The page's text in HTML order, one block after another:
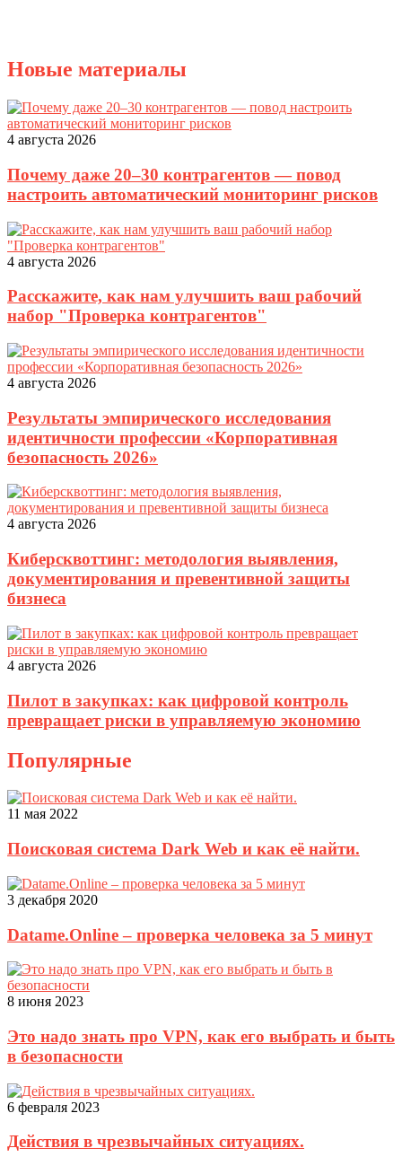
Новые материалы
4 августа 2026
Почему даже 20–30 контрагентов — повод
настроить автоматический мониторинг рисков
4 августа 2026
Расскажите, как нам улучшить ваш рабочий
набор "Проверка контрагентов"
4 августа 2026
Результаты эмпирического исследования
идентичности профессии «Корпоративная
безопасность 2026»
4 августа 2026
Киберсквоттинг: методология выявления,
документирования и превентивной защиты
бизнеса
4 августа 2026
Пилот в закупках: как цифровой контроль
превращает риски в управляемую экономию
Популярные
11 мая 2022
Поисковая система Dark Web и как её найти.
3 декабря 2020
Datame.Online – проверка человека за 5 минут
8 июня 2023
Это надо знать про VPN, как его выбрать и быть
в безопасности
6 февраля 2023
Действия в чрезвычайных ситуациях.